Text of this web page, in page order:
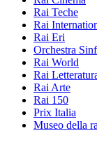
Rai Teche
Rai
Rai Eri
Orchestra
Rai World
Rai
Rai Arte
Rai 150
Prix Italia
Museo della